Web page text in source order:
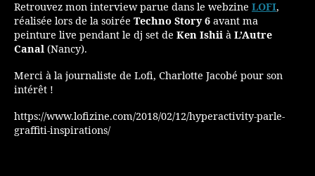
Retrouvez mon interview parue dans le webzine LOFI,
réalisée lors de la soirée Techno Story 6 avant ma
peinture live pendant le dj set de Ken Ishii à L’Autre
Canal (Nancy).
Merci à la journaliste de Lofi, Charlotte Jacobé pour son
intérêt !
https://www.lofizine.com/2018/02/12/hyperactivity-parle-
graffiti-inspirations/